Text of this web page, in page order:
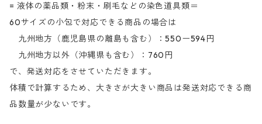
= 液体の薬品類・粉末・刷毛などの染色道具類＝
60サイズの小包で対応できる商品の場合は
九州地方（鹿児島県の離島も含む）：550ー594円
九州地方以外（沖縄県も含む）：760円
で、発送対応をさせていただきます。
体積で計算するため、大きさが大きい商品は発送対応できる商
品数量が少ないです。